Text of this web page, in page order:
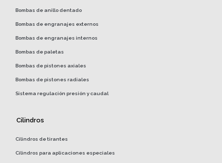
Bombas de anillo dentado
Bombas de engranajes externos
Bombas de engranajes internos
Bombas de paletas
Bombas de pistones axiales
Bombas de pistones radiales
Sistema regulación presión y caudal
Cilindros
Cilindros de tirantes
Cilindros para aplicaciones especiales